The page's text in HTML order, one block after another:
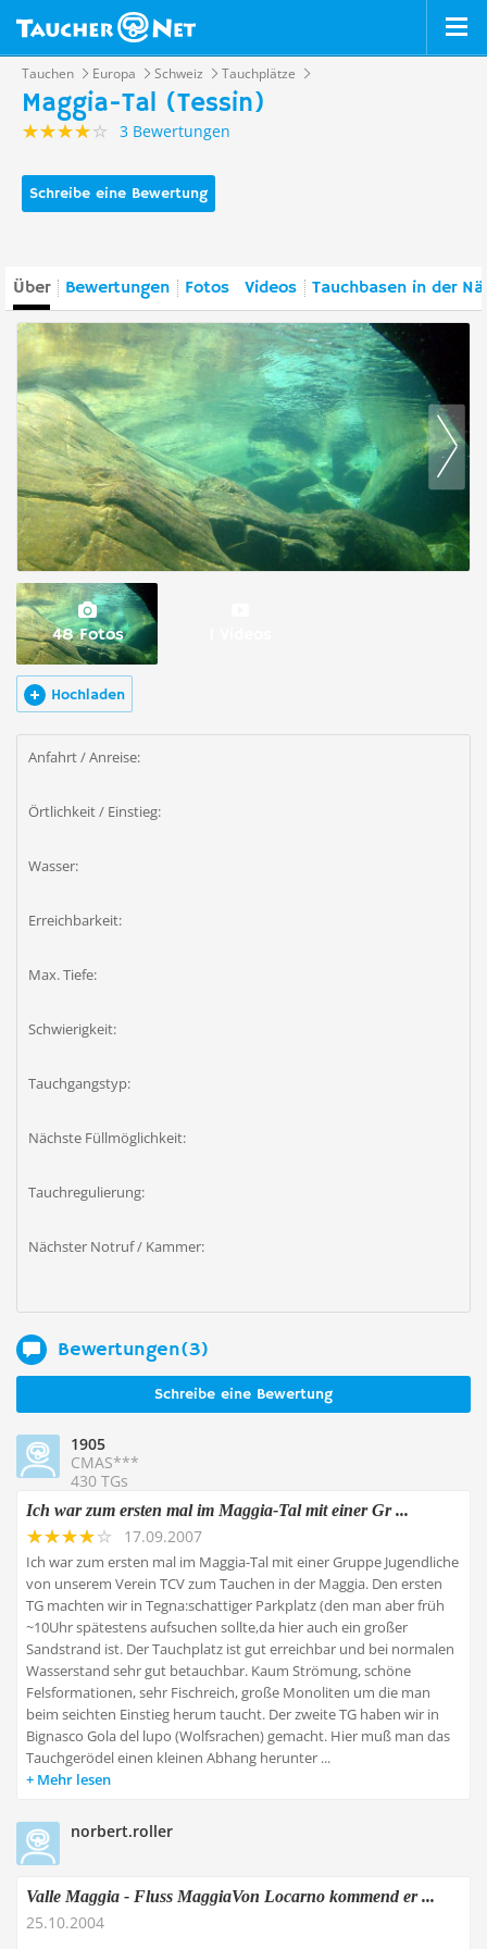
Tauchen Europa Schweiz Tauchplätze
Maggia-Tal (Tessin)
3 Bewertungen
Schreibe eine Bewertung
Über Bewertungen Fotos Videos Tauchbasen in der
48 Fotos
Hochladen
Anfahrt / Anreise:
Örtlichkeit / Einstieg:
Wasser:
Erreichbarkeit:
Max. Tiefe:
Schwierigkeit:
Tauchgangstyp:
Nächste Füllmöglichkeit:
Tauchregulierung:
Nächster Notruf / Kammer:
Bewertungen(3)
Schreibe eine Bewertung
1905
CMAS***
430 TGs
Ich war zum ersten mal im Maggia-Tal mit einer Gr ...
17.09.2007
Ich war zum ersten mal im Maggia-Tal mit einer Gruppe Jugendliche
von unserem Verein TCV zum Tauchen in der Maggia. Den ersten
TG machten wir in Tegna:schattiger Parkplatz (den man aber früh
~10Uhr spätestens aufsuchen sollte,da hier auch ein großer
Sandstrand ist. Der Tauchplatz ist gut erreichbar und bei normalen
Wasserstand sehr gut betauchbar. Kaum Strömung, schöne
Felsformationen, sehr Fischreich, große Monoliten um die man
beim seichten Einstieg herum taucht. Der zweite TG haben wir in
Bignasco Gola del lupo (Wolfsrachen) gemacht. Hier muß man das
Tauchgerödel einen kleinen Abhang herunter ...
Mehr lesen
norbert.roller
Valle Maggia - Fluss MaggiaVon Locarno kommend er ...
25.10.2004